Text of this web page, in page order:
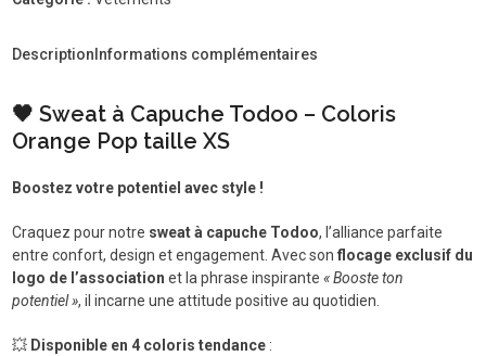
Pop
XS
Description Informations complémentaires
🖤 Sweat à Capuche Todoo – Coloris
Orange Pop taille XS
Boostez votre potentiel avec style !
Craquez pour notre sweat à capuche Todoo, l’alliance parfaite
entre confort, design et engagement. Avec sonflocage exclusif du
logo de l’association et la phrase inspirante« Booste ton
potentiel », il incarne une attitude positive au quotidien.
💥 Disponible en 4 coloris tendance :